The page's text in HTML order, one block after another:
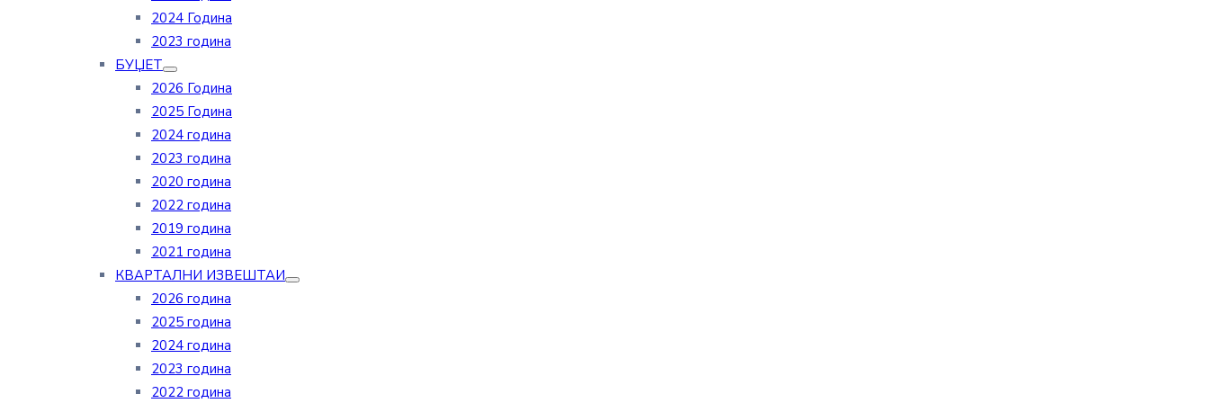
2024 Година
2023 година
БУЏЕТ
2026 Година
2025 Година
2024 година
2023 година
2020 година
2022 година
2019 година
2021 година
КВАРТАЛНИ ИЗВЕШТАИ
2026 година
2025 година
2024 година
2023 година
2022 година